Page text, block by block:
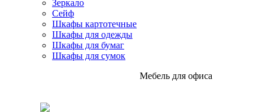
Зеркало
Сейф
Шкафы картотечные
Шкафы для одежды
Шкафы для бумаг
Шкафы для сумок
Мебель для офиса